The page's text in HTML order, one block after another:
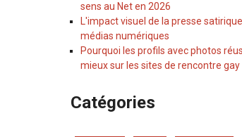
sens au Net en 2026
L'impact visuel de la presse satirique dans les
médias numériques
Pourquoi les profils avec photos réussissent
mieux sur les sites de rencontre gay
Catégories